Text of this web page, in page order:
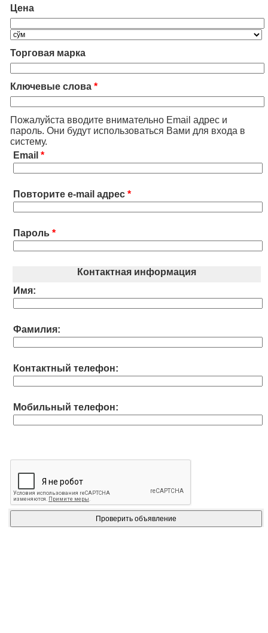
Цена
Торговая марка
Ключевые слова *
Пожалуйста вводите внимательно Email адрес и
пароль. Они будут использоваться Вами для входа в
систему.
Email *
Повторите e-mail адрес *
Пароль *
Контактная информация
Имя:
Фамилия:
Контактный телефон:
Мобильный телефон: